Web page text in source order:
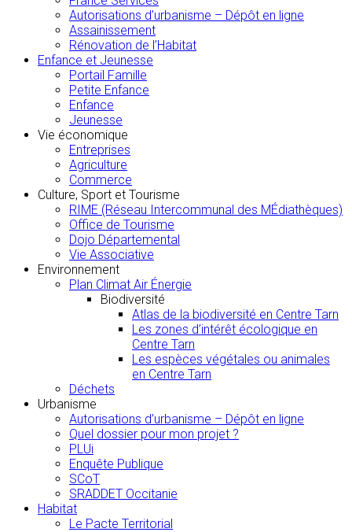
Autorisations d’urbanisme – Dépôt en ligne
Assainissement
Rénovation de l’Habitat
Enfance et Jeunesse
Portail Famille
Petite Enfance
Enfance
Jeunesse
Vie économique
Entreprises
Agriculture
Commerce
Culture, Sport et Tourisme
RIME (Réseau Intercommunal des MÉdiathèques)
Office de Tourisme
Dojo Départemental
Vie Associative
Environnement
Plan Climat Air Énergie
Biodiversité
Atlas de la biodiversité en Centre Tarn
Les zones d’intérêt écologique en
Centre Tarn
Les espèces végétales ou animales
en Centre Tarn
Déchets
Urbanisme
Autorisations d’urbanisme – Dépôt en ligne
Quel dossier pour mon projet ?
PLUi
Enquête Publique
SCoT
SRADDET Occitanie
Habitat
Le Pacte Territorial